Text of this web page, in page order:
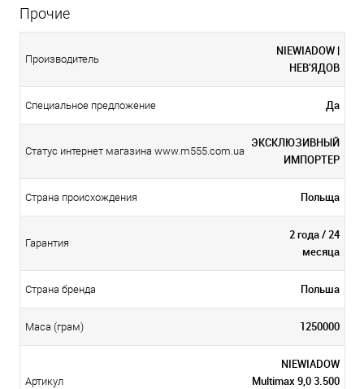
Прочие
Производитель
NIEWIADOW |
НЕВ'ЯДОВ
Специальное предложение Да
Статус интернет магазина www.m555.com.ua
ЭКСКЛЮЗИВНЫЙ
ИМПОРТЕР
Страна происхождения Польща
Гарантия
2 года / 24
месяца
Страна бренда Польша
Маса (грам) 1250000
Артикул
NIEWIADOW
Multimax 9,0 3.500